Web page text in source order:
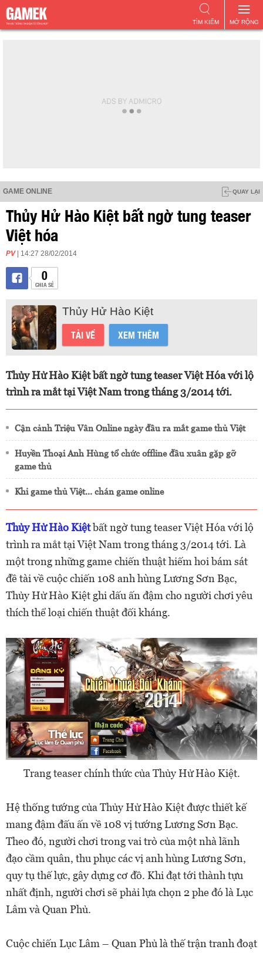
MỞ RỘNG
TÌM KIẾM
GAME ONLINE QUAY LẠI
Thủy Hử Hào Kiệt bất ngờ tung teaser
Việt hóa
PV | 14:27 28/02/2014
0
CHIA SẺ
Thủy Hử Hào Kiệt
TẢI VỀ XEM THÊM
Thủy Hử Hào Kiệt bất ngờ tung teaser Việt Hóa với lộ
trình ra mắt tại Việt Nam trong tháng 3/2014 tới.
Cận cảnh Triệu Vân Online ngày đầu ra mắt game thủ Việt
Huyền Thoại Anh Hùng tổ chức offline đầu xuân gặp gỡ
game thủ
Khi game thủ Việt... chán game online
Thủy Hử Hào Kiệtbất ngờ tung teaser Việt Hóa với lộ
trình ra mắt tại Việt Nam trong tháng 3/2014 tới. Là
một trong những game chiến thuật hiếm hoi bám sát
đề tài về cuộc chiến 108 anh hùng Lương Sơn Bạc,
Thủy Hử Hào Kiệt ghi dấu ấn đậm cho người chơi yêu
thích thể loại chiến thuật đối kháng.
Trang teaser chính thức của Thủy Hử Hào Kiệt.
Hệ thống tướng của Thủy Hử Hào Kiệt được thiết kế
mang đậm đấu ấn về 108 vị tướng Lương Sơn Bạc.
Theo đó, người chơi trong vai trò của một nhà lãnh
đạo cầm quân, thu phục các vị anh hùng Lương Sơn,
quy tụ thế lực, gây dựng cơ đồ. Khi đạt tới thành tựu
nhất định, người chơi sẽ phải lựa chọn 2 phe đó là Lục
Lâm và Quan Phủ.
Cuộc chiến Lục Lâm – Quan Phủ là thế trận tranh đoạt